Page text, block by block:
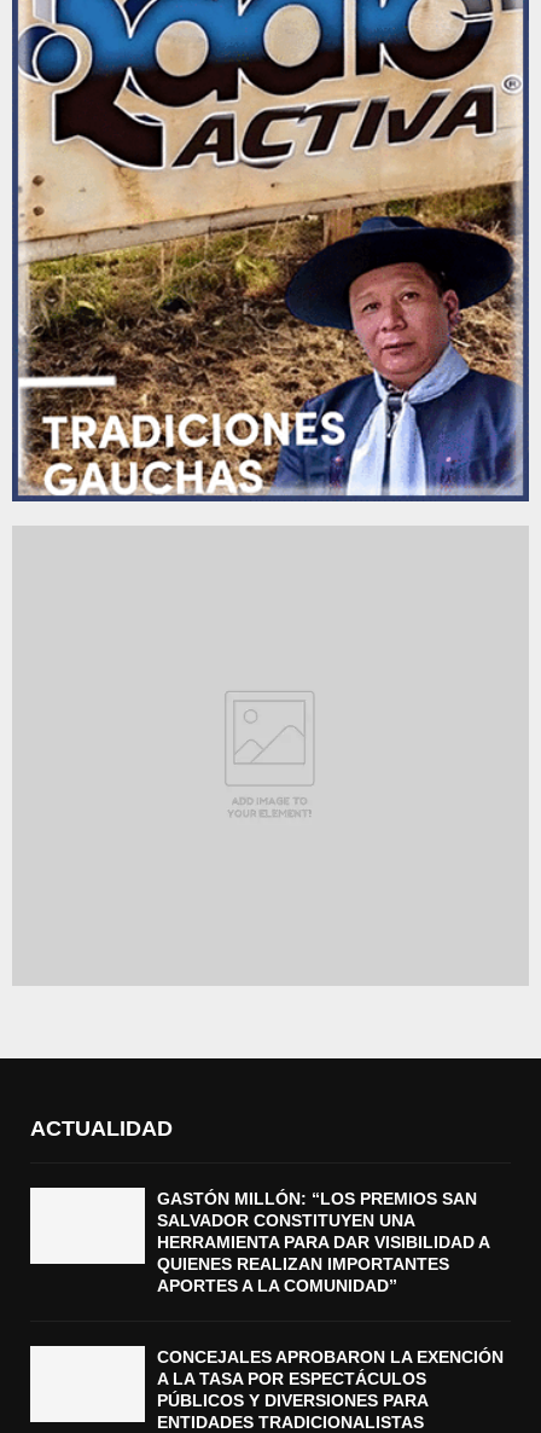
ACTUALIDAD
GASTÓN MILLÓN: “LOS PREMIOS SAN
SALVADOR CONSTITUYEN UNA
HERRAMIENTA PARA DAR VISIBILIDAD A
QUIENES REALIZAN IMPORTANTES
APORTES A LA COMUNIDAD”
CONCEJALES APROBARON LA EXENCIÓN
A LA TASA POR ESPECTÁCULOS
PÚBLICOS Y DIVERSIONES PARA
ENTIDADES TRADICIONALISTAS